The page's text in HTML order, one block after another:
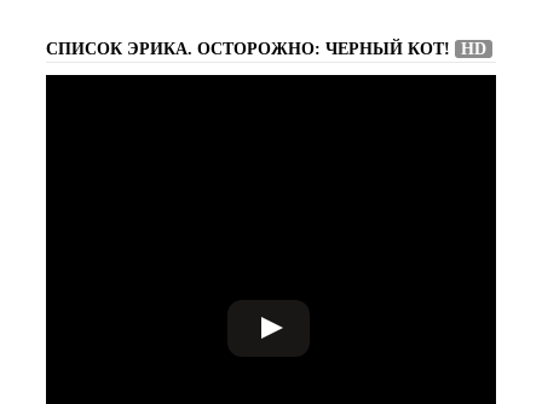
СПИСОК ЭРИКА. ОСТОРОЖНО: ЧЕРНЫЙ КОТ! HD